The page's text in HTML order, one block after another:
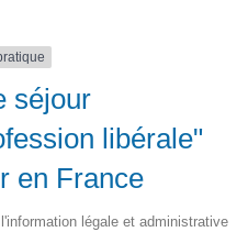
séjour
libérale"
en France
légale et administrative